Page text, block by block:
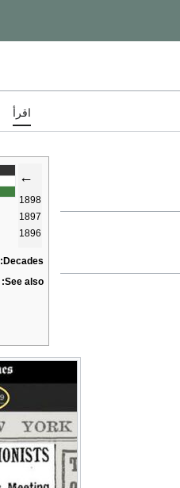
اقرأ
←
1898
1897
1896
Decades:
See also: